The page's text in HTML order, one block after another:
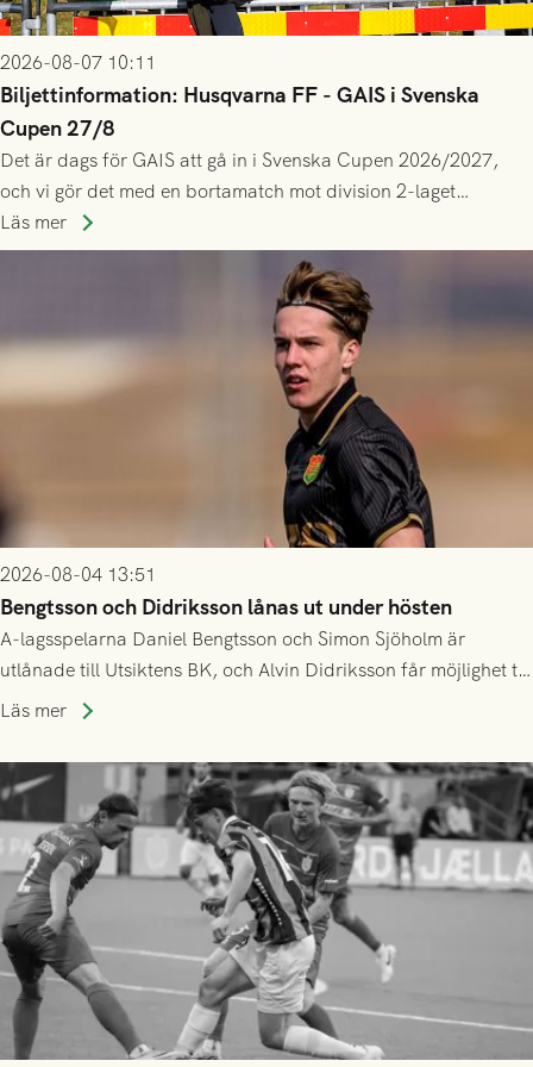
2026-08-07 10:11
Biljettinformation: Husqvarna FF - GAIS i Svenska
Cupen 27/8
Det är dags för GAIS att gå in i Svenska Cupen 2026/2027,
och vi gör det med en bortamatch mot division 2-laget
Husqvarna FF. Häng med och stötta grönsvart på plats!
Läs mer
2026-08-04 13:51
Bengtsson och Didriksson lånas ut under hösten
A-lagsspelarna Daniel Bengtsson och Simon Sjöholm är
utlånade till Utsiktens BK, och Alvin Didriksson får möjlighet till
speltid i Hestrafors genom föreningssamarbete.
Läs mer